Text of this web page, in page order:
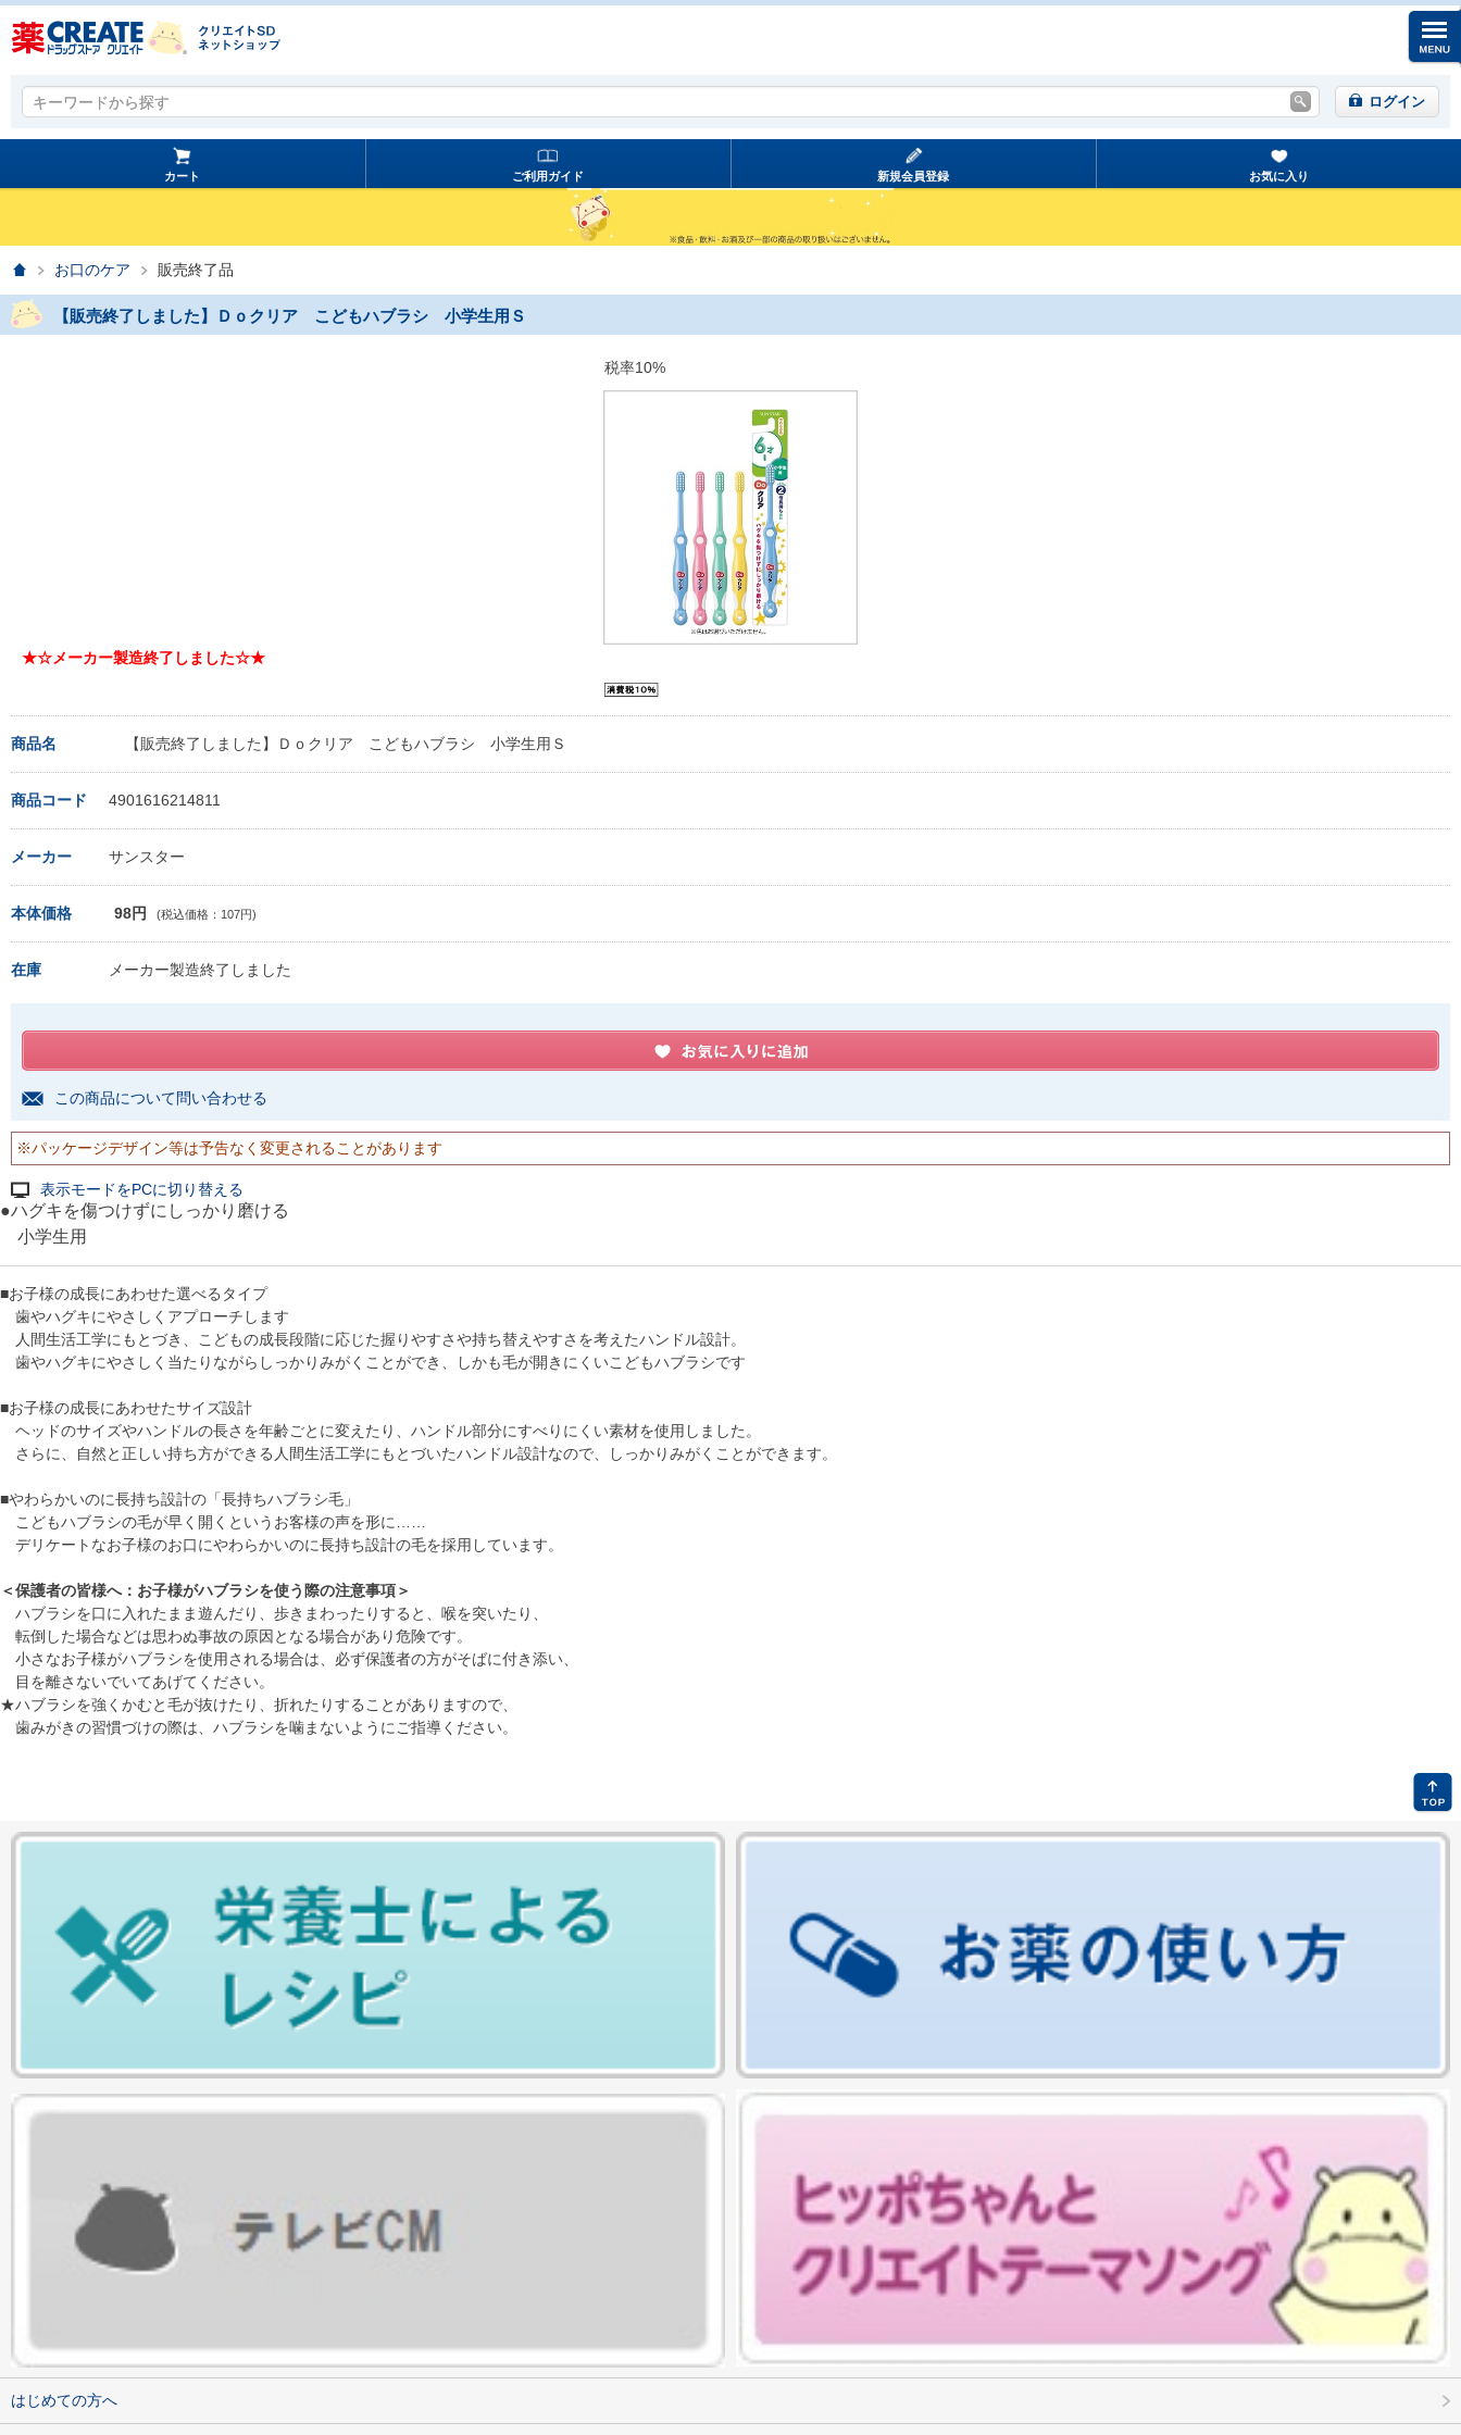
キーワードから探す
キーワードから探す ログイン
カート ご利用ガイド 新規会員登録 お気に入り
ホームお口のケア 販売終了品
【販売終了しました】Ｄｏクリア こどもハブラシ 小学生用Ｓ
税率10%
★☆メーカー製造終了しました☆★
商品名 【販売終了しました】Ｄｏクリア こどもハブラシ 小学生用Ｓ
商品コード 4901616214811
メーカー サンスター
本体価格 98円 (税込価格：107円)
在庫 メーカー製造終了しました
この商品について問い合わせる
※パッケージデザイン等は予告なく変更されることがあります
表示モードをPCに切り替える
●ハグキを傷つけずにしっかり磨ける
小学生用
■お子様の成長にあわせた選べるタイプ
歯やハグキにやさしくアプローチします
人間生活工学にもとづき、こどもの成長段階に応じた握りやすさや持ち替えやすさを考えたハンドル設計。
歯やハグキにやさしく当たりながらしっかりみがくことができ、しかも毛が開きにくいこどもハブラシです
■お子様の成長にあわせたサイズ設計
ヘッドのサイズやハンドルの長さを年齢ごとに変えたり、ハンドル部分にすべりにくい素材を使用しました。
さらに、自然と正しい持ち方ができる人間生活工学にもとづいたハンドル設計なので、しっかりみがくことができます。
■やわらかいのに長持ち設計の「長持ちハブラシ毛」
こどもハブラシの毛が早く開くというお客様の声を形に……
デリケートなお子様のお口にやわらかいのに長持ち設計の毛を採用しています。
＜保護者の皆様へ：お子様がハブラシを使う際の注意事項＞
ハブラシを口に入れたまま遊んだり、歩きまわったりすると、喉を突いたり、
転倒した場合などは思わぬ事故の原因となる場合があり危険です。
小さなお子様がハブラシを使用される場合は、必ず保護者の方がそばに付き添い、
目を離さないでいてあげてください。
★ハブラシを強くかむと毛が抜けたり、折れたりすることがありますので、
歯みがきの習慣づけの際は、ハブラシを噛まないようにご指導ください。
はじめての方へ